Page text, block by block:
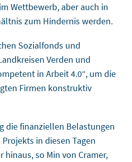
Wettbewerb, aber auch in
zum Hindernis werden.
Sozialfonds und
Verden und
in Arbeit 4.0“, um die
Firmen konstruktiv
die finanziellen Belastungen
in diesen Tagen
hinaus, so Min von Cramer,